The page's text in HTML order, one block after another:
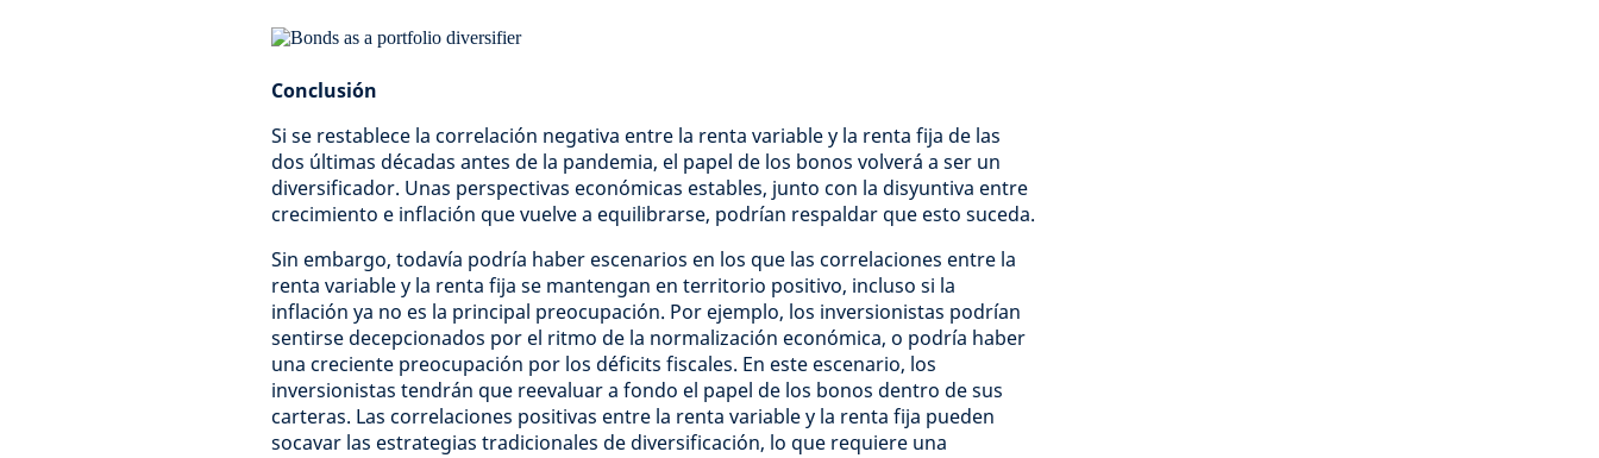
Conclusión
Si se restablece la correlación negativa entre la renta variable y la renta fija de las
dos últimas décadas antes de la pandemia, el papel de los bonos volverá a ser un
diversificador. Unas perspectivas económicas estables, junto con la disyuntiva entre
crecimiento e inflación que vuelve a equilibrarse, podrían respaldar que esto suceda.
Sin embargo, todavía podría haber escenarios en los que las correlaciones entre la
renta variable y la renta fija se mantengan en territorio positivo, incluso si la
inflación ya no es la principal preocupación. Por ejemplo, los inversionistas podrían
sentirse decepcionados por el ritmo de la normalización económica, o podría haber
una creciente preocupación por los déficits fiscales. En este escenario, los
inversionistas tendrán que reevaluar a fondo el papel de los bonos dentro de sus
carteras. Las correlaciones positivas entre la renta variable y la renta fija pueden
socavar las estrategias tradicionales de diversificación, lo que requiere una